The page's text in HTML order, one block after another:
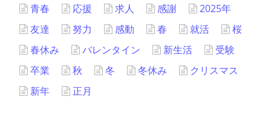
青春
応援 求人 感謝
2025年
友達
努力 感動 春 就活
桜
春休み
バレンタイン 新生活
受験
卒業
秋 冬 冬休み
クリスマス
新年
正月